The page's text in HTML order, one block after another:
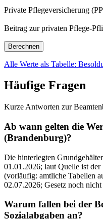
Private Pflegeversicherung
Beitrag zur privaten Pflege-
Berechnen
Alle Werte als Tabelle:
Häufige Fragen
Kurze Antworten zur
Ab wann gelten die
(Brandenburg)?
Die hinterlegten
01.01.2026; laut Quelle ist der
(vorläufig: amtliche Tabellen
02.07.2026; Gesetz noch
Warum fallen bei der
Sozialabgaben an?